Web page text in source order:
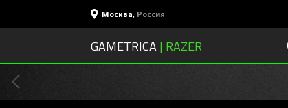
Москва, Россия
GAMETRICA | RAZER